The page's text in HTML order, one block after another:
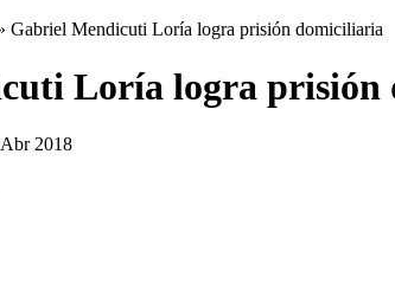
Gabriel Mendicuti Loría logra prisión domiciliaria
Loría logra prisión
2018